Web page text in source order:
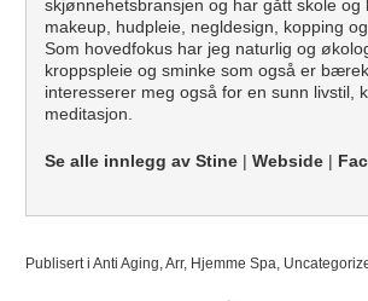
skjønnehetsbransjen og har gått skole og
makeup, hudpleie, negldesign, kopping
Som hovedfokus har jeg naturlig og
kroppspleie og sminke som også er
interesserer meg også for en sunn livstil,
meditasjon.
Se alle innlegg av Stine| Webside|
Publisert i Anti Aging,Arr, Hjemme Spa,